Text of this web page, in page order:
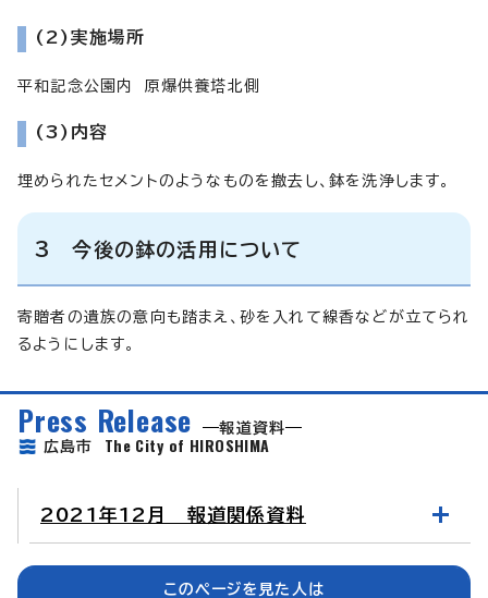
(2)実施場所
平和記念公園内 原爆供養塔北側
(3) 内容
埋められたセメントのようなものを撤去し、鉢を洗浄します。
3 今後の鉢の活用について
寄贈者の遺族の意向も踏まえ、砂を入れて線香などが立てられ
るようにします。
Press Release
報道資料
広島市 The City of HIROSHIMA
2021年12月 報道関係資料
このページを見た人は